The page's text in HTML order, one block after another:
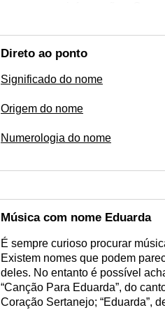
informações. O
esse nome. Por isso
interessantes até
Direto ao ponto
Significado do nome
Origem do nome
Numerologia do nome
Música com nome Eduarda
É sempre curioso procurar
Existem nomes que podem
deles. No entanto é possível
“Canção Para Eduarda”, do
Coração Sertanejo; “Eduarda”,